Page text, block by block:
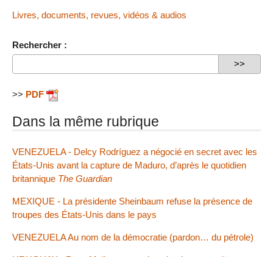
Livres, documents, revues, vidéos & audios
Rechercher :
>> PDF
Dans la même rubrique
VENEZUELA - Delcy Rodríguez a négocié en secret avec les
États-Unis avant la capture de Maduro, d’après le quotidien
britannique The Guardian
MEXIQUE - La présidente Sheinbaum refuse la présence de
troupes des États-Unis dans le pays
VENEZUELA Au nom de la démocratie (pardon… du pétrole)